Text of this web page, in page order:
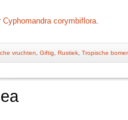
Cyphomandra corymbiflora.
vruchten Giftig Rustiek Tropische